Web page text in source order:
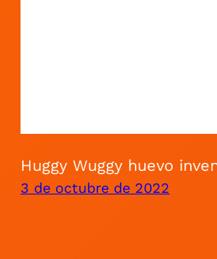
Huggy Wuggy huevo
3 de octubre de 2022